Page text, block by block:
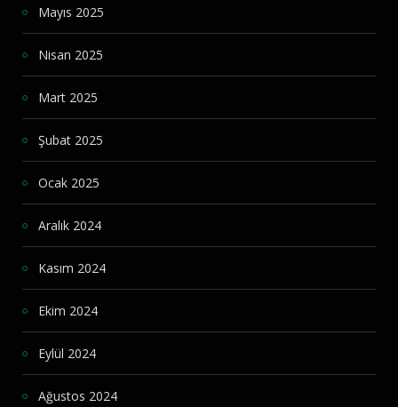
Mayıs 2025
Nisan 2025
Mart 2025
Şubat 2025
Ocak 2025
Aralık 2024
Kasım 2024
Ekim 2024
Eylül 2024
Ağustos 2024